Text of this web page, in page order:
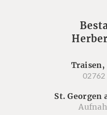
Traisen,
02762
St. Georgen